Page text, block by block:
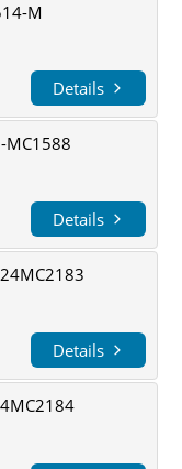
M
Details
MC1588
Details
Details